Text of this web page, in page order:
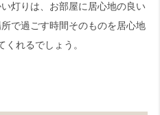
灯りは、お部屋に居心地の良い
で過ごす時間そのものを居心地
くれるでしょう。